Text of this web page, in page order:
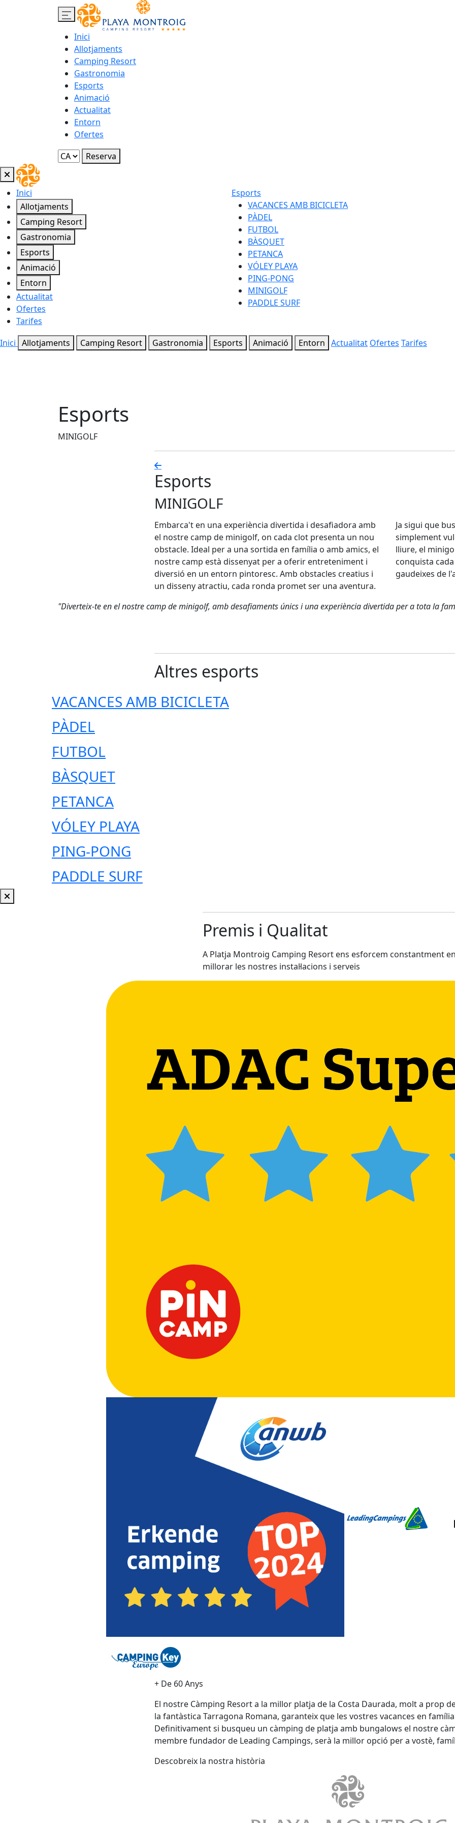
Inici
Allotjaments
Camping Resort
Gastronomia
Esports
Animació
Actualitat
Entorn
Ofertes
Reserva
Inici
Allotjaments
Camping Resort
Gastronomia
Esports
Animació
Entorn
Actualitat
Ofertes
Tarifes
Esports
VACANCES AMB BICICLETA
PÀDEL
FUTBOL
BÀSQUET
PETANCA
VÓLEY PLAYA
PING-PONG
MINIGOLF
PADDLE SURF
Inici Allotjaments Camping Resort Gastronomia Esports Animació Entorn Actualitat Ofertes Tarifes
Esports
MINIGOLF
Esports
MINIGOLF
Embarca't en una experiència divertida i desafiadora amb
el nostre camp de minigolf, on cada clot presenta un nou
obstacle. Ideal per a una sortida en família o amb amics, el
nostre camp està dissenyat per a oferir entreteniment i
diversió en un entorn pintoresc. Amb obstacles creatius i
un disseny atractiu, cada ronda promet ser una aventura.
Ja sigui que
simplement
lliure, el
conquista
gaudeixes de
"Diverteix-te en el nostre camp de minigolf, amb desafiaments únics i una experiència divertida per a tota la
Altres esports
VACANCES AMB BICICLETA
PÀDEL
FUTBOL
BÀSQUET
PETANCA
VÓLEY PLAYA
PING-PONG
PADDLE SURF
Premis i Qualitat
A Platja Montroig Camping Resort ens esforcem constantment
millorar les nostres instal·lacions i serveis
+ De 60 Anys
El nostre Càmping Resort a la millor platja de la Costa Daurada, molt a prop
la fantàstica Tarragona Romana, garanteix que les vostres vacances en
Definitivament si busqueu un càmping de platja amb bungalows el nostre
membre fundador de Leading Campings, serà la millor opció per a vostè,
Descobreix la nostra història